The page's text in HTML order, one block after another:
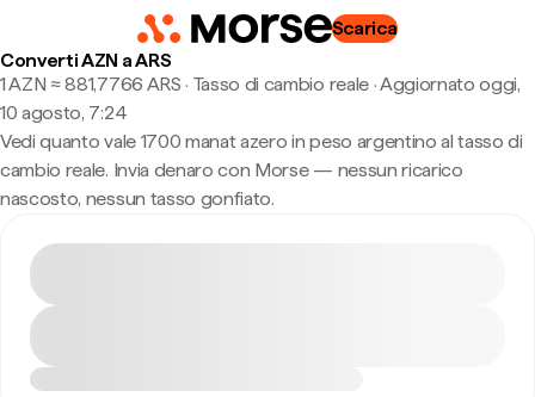
Scarica
Converti AZN a ARS
1 AZN ≈ 881,7766 ARS · Tasso di cambio reale·Aggiornato oggi,
10 agosto, 7:24
Vedi quanto vale 1700 manat azero in peso argentino al tasso di
cambio reale. Invia denaro con Morse — nessun ricarico
nascosto, nessun tasso gonfiato.